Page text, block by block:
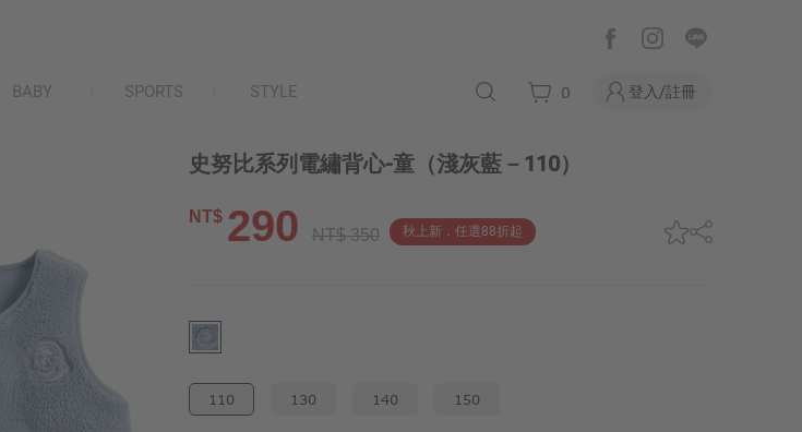
BABY SPORTS STYLE 0 登入/註冊
史努比系列電繡背心-童 （淺灰藍－110）
NT$ 290 NT$ 350 秋上新．任選88折起
110 130 140 150